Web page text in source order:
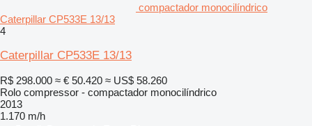
compactador monocilíndrico
Caterpillar CP533E 13/13
4
Caterpillar CP533E 13/13
R$ 298.000 ≈ € 50.420 ≈ US$ 58.260
Rolo compressor - compactador monocilíndrico
2013
1.170 m/h